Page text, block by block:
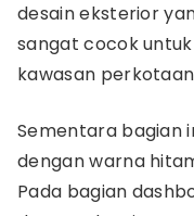
desain eksterior
sangat cocok
kawasan
Sementara bagian
dengan warna
Pada bagian